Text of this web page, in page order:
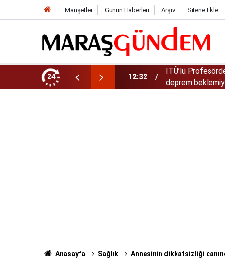
Manşetler Günün Haberleri Arşiv Sitene Ekle
24
açıklama! “300-400 yıl büyük
11:19
Anasayfa Sağlık Annesinin dikkatsizliği